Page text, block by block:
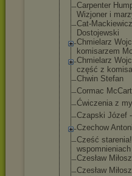
Carpenter
Wizjoner i
Cat-Mackiew
Dostojewski
Chmielarz
komisarzem
Chmielarz
część z
Chwin Stefan
Cormac
Ćwiczenia z
Czapski Józef
Czechow
Cześć
wspomnieniach
Czesław
Czesław